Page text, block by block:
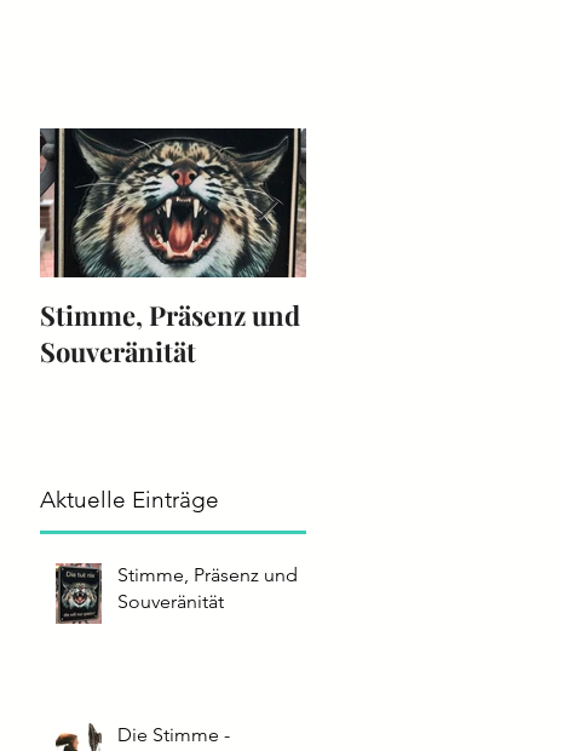
Stimme, Präsenz und
Souveränität
Aktuelle Einträge
Stimme, Präsenz und
Souveränität
Die Stimme -